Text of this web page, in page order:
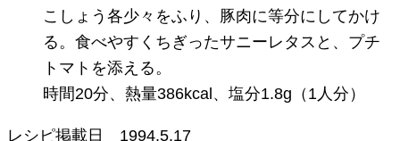
こしょう各少々をふり、豚肉に等分にしてかけ
る。食べやすくちぎったサニーレタスと、プチ
トマトを添える。
時間20分、熱量386kcal、塩分1.8g（1人分）
レシピ掲載日 1994.5.17